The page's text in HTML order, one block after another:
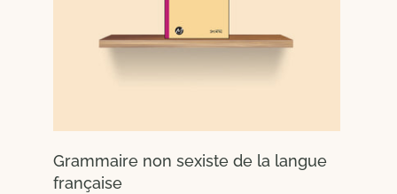
Grammaire non sexiste de la langue
française